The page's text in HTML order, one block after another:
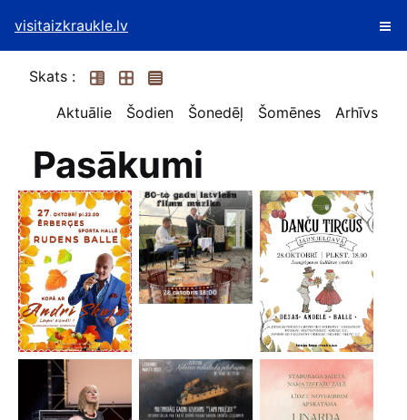
visitaizkraukle.lv
Skats :
Aktuālie
Šodien Šonedēļ Šomēnes Arhīvs
Pasākumi